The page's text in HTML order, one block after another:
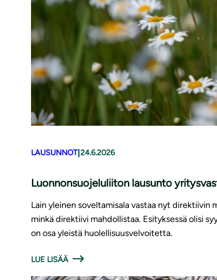
LAUSUNNOT|24.6.2026
Luonnonsuojeluliiton lausunto
Lain yleinen soveltamisala vastaa nyt direktiivin
minkä direktiivi mahdollistaa. Esityksessä olisi
on osa yleistä huolellisuusvelvoitetta.
LUE LISÄÄ